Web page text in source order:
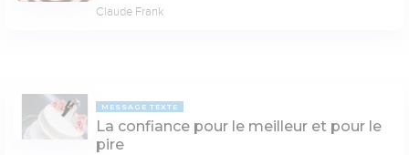
Claude Frank
MESSAGE TEXTE
La confiance pour le meilleur et pour le
pire